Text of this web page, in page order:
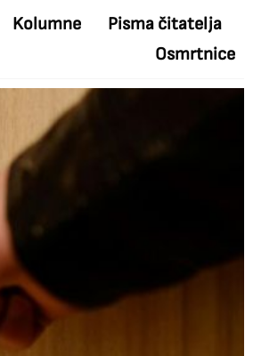
Kolumne
Pisma čitatelja
Osmrtnice